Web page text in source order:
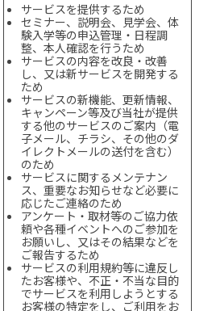
サービスを提供するため
セミナー、説明会、見学会、体
験入学等の申込管理・日程調
整、本人確認を行うため
サービスの内容を改良・改善
し、又は新サービスを開発する
ため
サービスの新機能、更新情報、
キャンペーン等及び当社が提供
する他のサービスのご案内（電
子メール、チラシ、その他のダ
イレクトメールの送付を含む）
のため
サービスに関するメンテナン
ス、重要なお知らせなど必要に
応じたご連絡のため
アンケート・取材等のご協力依
頼や各種イベントへのご参加を
お願いし、又はその結果などを
ご報告するため
サービスの利用規約等に違反し
たお客様や、不正・不当な目的
でサービスを利用しようとする
お客様の特定をし、ご利用をお